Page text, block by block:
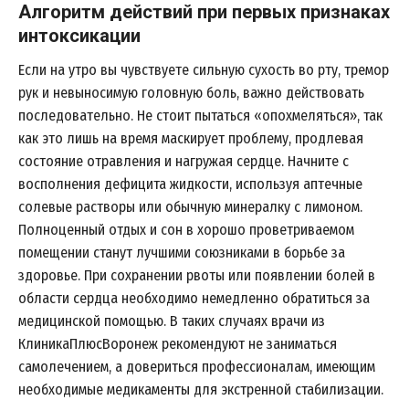
Алгоритм действий при первых признаках
интоксикации
Если на утро вы чувствуете сильную сухость во рту, тремор
рук и невыносимую головную боль, важно действовать
последовательно. Не стоит пытаться «опохмеляться», так
как это лишь на время маскирует проблему, продлевая
состояние отравления и нагружая сердце. Начните с
восполнения дефицита жидкости, используя аптечные
солевые растворы или обычную минералку с лимоном.
Полноценный отдых и сон в хорошо проветриваемом
помещении станут лучшими союзниками в борьбе за
здоровье. При сохранении рвоты или появлении болей в
области сердца необходимо немедленно обратиться за
медицинской помощью. В таких случаях врачи из
КлиникаПлюсВоронеж рекомендуют не заниматься
самолечением, а довериться профессионалам, имеющим
необходимые медикаменты для экстренной стабилизации.